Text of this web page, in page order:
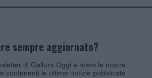
sempre aggiornato?
di Gallura Oggi e ricevi le nostre
contenenti le ultime notizie pubblicate